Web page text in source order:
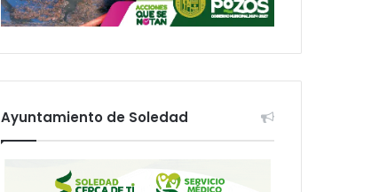
Ayuntamiento de Soledad